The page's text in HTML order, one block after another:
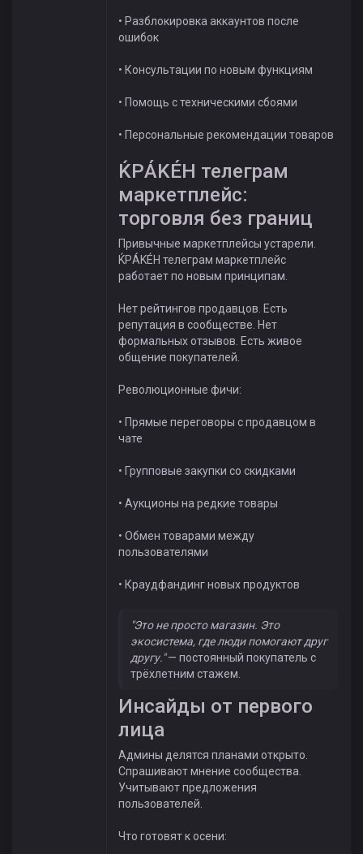
• Разблокировка аккаунтов после
ошибок
• Консультации по новым функциям
• Помощь с техническими сбоями
• Персональные рекомендации товаров
ЌРÁKÉH телеграм
маркетплейс:
торговля без границ
Привычные маркетплейсы устарели.
ЌРÁKÉH телеграм маркетплейс
работает по новым принципам.
Нет рейтингов продавцов. Есть
репутация в сообществе. Нет
формальных отзывов. Есть живое
общение покупателей.
Революционные фичи:
• Прямые переговоры с продавцом в
чате
• Групповые закупки со скидками
• Аукционы на редкие товары
• Обмен товарами между
пользователями
• Краудфандинг новых продуктов
"Это не просто магазин. Это
экосистема, где люди помогают друг
другу."— постоянный покупатель с
трёхлетним стажем.
Инсайды от первого
лица
Админы делятся планами открыто.
Спрашивают мнение сообщества.
Учитывают предложения
пользователей.
Что готовят к осени: